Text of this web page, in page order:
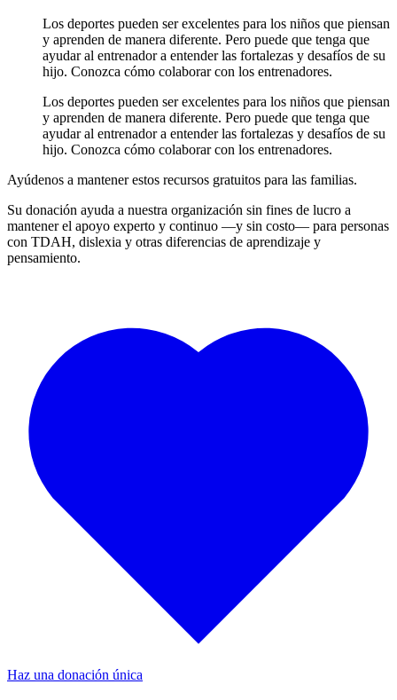
Los deportes pueden ser excelentes para los niños que piensan
y aprenden de manera diferente. Pero puede que tenga que
ayudar al entrenador a entender las fortalezas y desafíos de su
hijo. Conozca cómo colaborar con los entrenadores.
Los deportes pueden ser excelentes para los niños que piensan
y aprenden de manera diferente. Pero puede que tenga que
ayudar al entrenador a entender las fortalezas y desafíos de su
hijo. Conozca cómo colaborar con los entrenadores.
Ayúdenos a mantener estos recursos gratuitos para las familias.
Su donación ayuda a nuestra organización sin fines de lucro a
mantener el apoyo experto y continuo —y sin costo— para personas
con TDAH, dislexia y otras diferencias de aprendizaje y
pensamiento.
Haz una donación única